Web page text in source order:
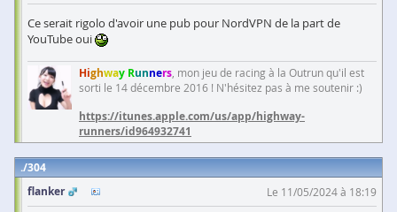
Ce serait rigolo d'avoir une pub pour NordVPN de la part de
YouTube oui
Highway Runners, mon jeu de racing à la Outrun qu'il est
sorti le 14 décembre 2016 ! N'hésitez pas à me soutenir :)
https://itunes.apple.com/us/app/highway-
runners/id964932741
304
flanker
Le 11/05/2024 à 18:19